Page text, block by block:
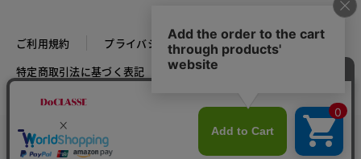
カラー・サイズを選択する
ご利用規約
プライバシーポリシー
特定商取引法に基づく表記
推奨環境
COPYRIGHT © DoCLASSE ALL RIGHTS RESERVED.